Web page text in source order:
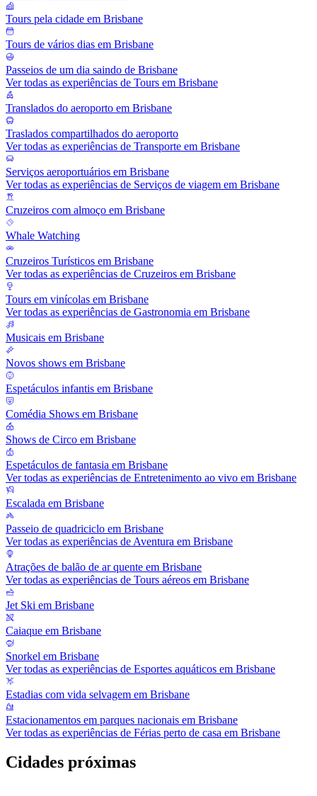
Tours pela cidade em Brisbane
Tours de vários dias em Brisbane
Passeios de um dia saindo de Brisbane
Ver todas as experiências de Tours em Brisbane
Translados do aeroporto em Brisbane
Traslados compartilhados do aeroporto
Ver todas as experiências de Transporte em Brisbane
Serviços aeroportuários em Brisbane
Ver todas as experiências de Serviços de viagem em Brisbane
Cruzeiros com almoço em Brisbane
Whale Watching
Cruzeiros Turísticos em Brisbane
Ver todas as experiências de Cruzeiros em Brisbane
Tours em vinícolas em Brisbane
Ver todas as experiências de Gastronomia em Brisbane
Musicais em Brisbane
Novos shows em Brisbane
Espetáculos infantis em Brisbane
Comédia Shows em Brisbane
Shows de Circo em Brisbane
Espetáculos de fantasia em Brisbane
Ver todas as experiências de Entretenimento ao vivo em Brisbane
Escalada em Brisbane
Passeio de quadriciclo em Brisbane
Ver todas as experiências de Aventura em Brisbane
Atrações de balão de ar quente em Brisbane
Ver todas as experiências de Tours aéreos em Brisbane
Jet Ski em Brisbane
Caiaque em Brisbane
Snorkel em Brisbane
Ver todas as experiências de Esportes aquáticos em Brisbane
Estadias com vida selvagem em Brisbane
Estacionamentos em parques nacionais em Brisbane
Ver todas as experiências de Férias perto de casa em Brisbane
Cidades próximas